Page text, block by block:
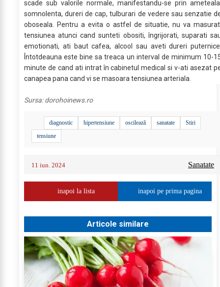
scade sub valorile normale, manifestandu-se prin
somnolenta, dureri de cap, tulburari de vedere sau senzatie
oboseala. Pentru a evita o astfel de situatie, nu va
tensiunea atunci cand sunteti obositi, îngrijorati, suparati
emotionati, ati baut cafea, alcool sau aveti dureri
Întotdeauna este bine sa treaca un interval de minimum 10-
minute de cand ati intrat în cabinetul medical si v-ati asezat
canapea pana cand vi se masoara tensiunea arteriala.
Sursa:dorohoinews.ro
diagnostic hipertensiune oscilează sanatate
Stiri
tensiune
11 iun. 2024 Sanatate
inapoi la lista inapoi pe prima pagina
Articole similare